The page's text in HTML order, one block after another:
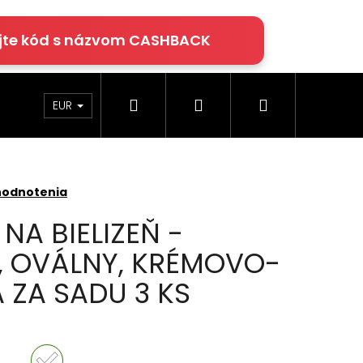
kód s názvom CASHBACK
Klimatizácia Podlahy Egger
EUR Hľadať PrihlásenieNákupný
BIELIZEŇ -
OVÁLNY, KRÉMOVO-
ZA SADU 3 KS